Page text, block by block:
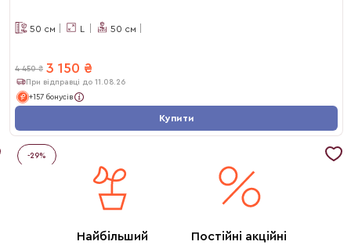
50 см L 50 см
4 450 ₴ 3 150 ₴
При відправці до 11.08.26
+157 бонусів
Купити
-29%
Найбільший
Постійні акційні